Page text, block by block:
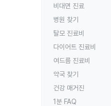
비대면 진료
병원 찾기
탈모 진료비
다이어트 진료비
여드름 진료비
약국 찾기
건강 매거진
1분 FAQ